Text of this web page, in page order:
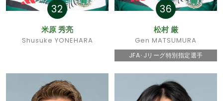
32
米原 秀亮
Shusuke YONEHARA
36
松村 厳
Gen MATSUMURA
JFA･Jリーグ特別指定選手